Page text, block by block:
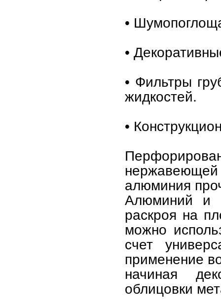
•
•
• Фильтры
жидкостей.
•
алюминия
Алюминий и
раскроя на
можно
счет
применение
начиная
облицовки